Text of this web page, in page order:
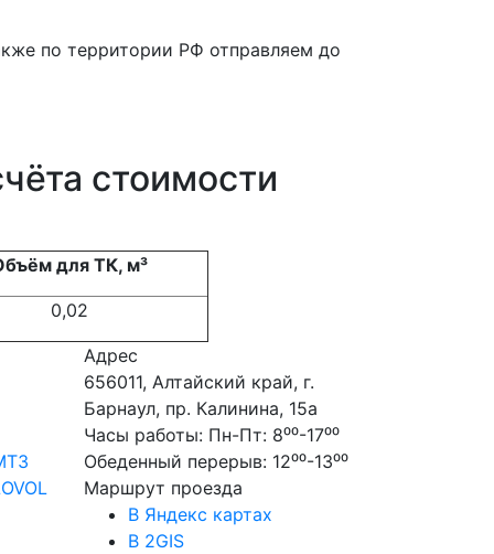
по территории РФ отправляем до
стоимости
для ТК, м³
0,02
Адрес
656011, Алтайский край, г.
Барнаул, пр. Калинина, 15а
Часы работы: Пн-Пт: 8⁰⁰-17⁰⁰
Обеденный перерыв: 12⁰⁰-13⁰⁰
Маршрут проезда
В Яндекс картах
В 2GIS